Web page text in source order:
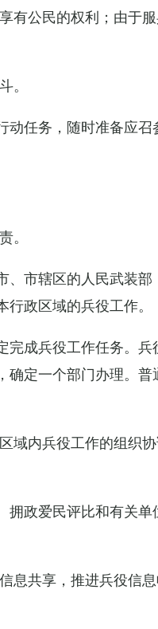
有公民的权利；由于
。
任务，随时准备应召
。
、市辖区的人民武装部
政区域的兵役工作。
完成兵役工作任务。兵
确定一个部门办理。普
域内兵役工作的组织
拥政爱民评比和有关单
共享，推进兵役信息